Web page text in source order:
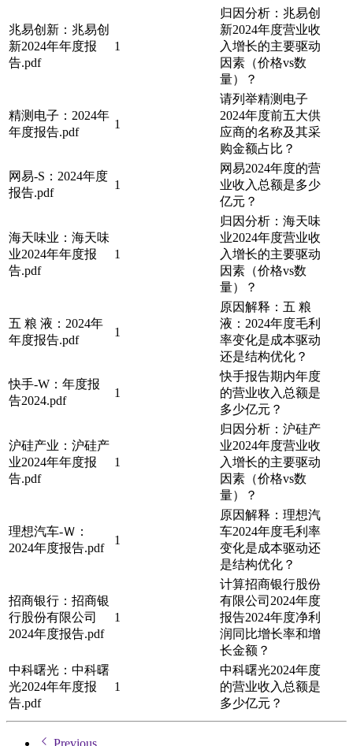
兆易创新：兆易创
新2024年年度报
告.pdf
1
归因分析：兆易创
新2024年度营业收
入增长的主要驱动
因素（价格vs数
量）？
精测电子：2024年
年度报告.pdf
1
请列举精测电子
2024年度前五大供
应商的名称及其采
购金额占比？
网易-S：2024年度
报告.pdf
1
网易2024年度的营
业收入总额是多少
亿元？
海天味业：海天味
业2024年年度报
告.pdf
1
归因分析：海天味
业2024年度营业收
入增长的主要驱动
因素（价格vs数
量）？
五 粮 液：2024年
年度报告.pdf
1
原因解释：五 粮
液：2024年度毛利
率变化是成本驱动
还是结构优化？
快手-W：年度报
告2024.pdf
1
快手报告期内年度
的营业收入总额是
多少亿元？
沪硅产业：沪硅产
业2024年年度报
告.pdf
1
归因分析：沪硅产
业2024年度营业收
入增长的主要驱动
因素（价格vs数
量）？
理想汽车-Ｗ：
2024年度报告.pdf
1
原因解释：理想汽
车2024年度毛利率
变化是成本驱动还
是结构优化？
招商银行：招商银
行股份有限公司
2024年度报告.pdf
1
计算招商银行股份
有限公司2024年度
报告2024年度净利
润同比增长率和增
长金额？
中科曙光：中科曙
光2024年年度报
告.pdf
1
中科曙光2024年度
的营业收入总额是
多少亿元？